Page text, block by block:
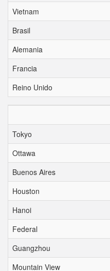
Vietnam
Brasil
Alemania
Francia
Reino Unido
Tokyo
Ottawa
Buenos Aires
Houston
Hanoi
Federal
Guangzhou
Mountain View